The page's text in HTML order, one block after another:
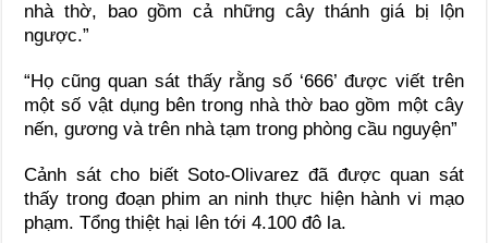
nhà thờ, bao gồm cả những cây thánh giá bị lộn
ngược.”
“Họ cũng quan sát thấy rằng số ‘666’ được viết trên
một số vật dụng bên trong nhà thờ bao gồm một cây
nến, gương và trên nhà tạm trong phòng cầu nguyện”
Cảnh sát cho biết Soto-Olivarez đã được quan sát
thấy trong đoạn phim an ninh thực hiện hành vi mạo
phạm. Tổng thiệt hại lên tới 4.100 đô la.